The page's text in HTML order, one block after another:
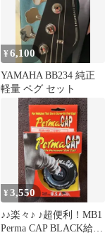
¥6,100
YAMAHA BB234 純正
軽量 ペグ セット
¥3,550
♪♪楽々♪ ♪超便利！MB1
Perma CAP BLACK給油